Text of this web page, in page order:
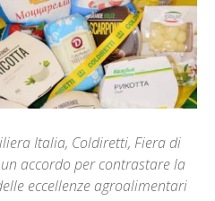
Italia, Coldiretti, Fiera di
accordo per contrastare la
eccellenze agroalimentari